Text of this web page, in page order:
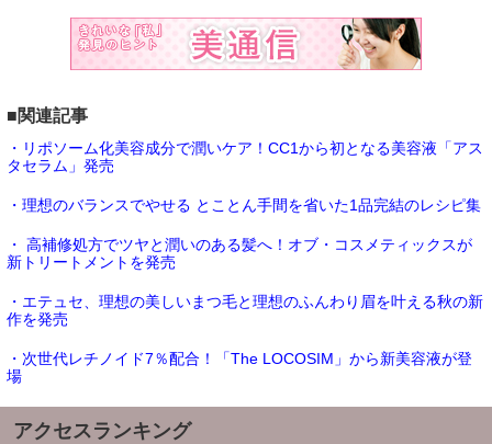
■関連記事
・リポソーム化美容成分で潤いケア！CC1から初となる美容液「アス
タセラム」発売
・理想のバランスでやせる とことん手間を省いた1品完結のレシピ集
・ 高補修処方でツヤと潤いのある髪へ！オブ・コスメティックスが
新トリートメントを発売
・エテュセ、理想の美しいまつ毛と理想のふんわり眉を叶える秋の新
作を発売
・次世代レチノイド7％配合！「The LOCOSIM」から新美容液が登
場
アクセスランキング